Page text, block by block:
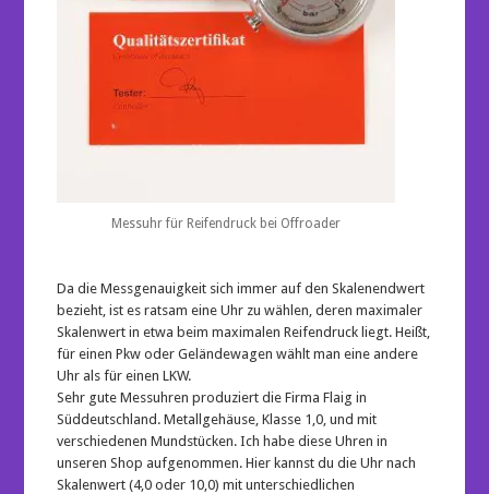
Messuhr für Reifendruck bei Offroader
Da die Messgenauigkeit sich immer auf den Skalenendwert
bezieht, ist es ratsam eine Uhr zu wählen, deren maximaler
Skalenwert in etwa beim maximalen Reifendruck liegt. Heißt,
für einen Pkw oder Geländewagen wählt man eine andere
Uhr als für einen LKW.
Sehr gute Messuhren produziert die Firma Flaig in
Süddeutschland. Metallgehäuse, Klasse 1,0, und mit
verschiedenen Mundstücken. Ich habe diese Uhren in
unseren Shop aufgenommen. Hier kannst du die Uhr nach
Skalenwert (4,0 oder 10,0) mit unterschiedlichen